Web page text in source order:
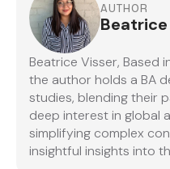
AUTHOR
Beatrice Visser, Based
the author holds a BA
studies, blending their
deep interest in global
simplifying complex
insightful insights into